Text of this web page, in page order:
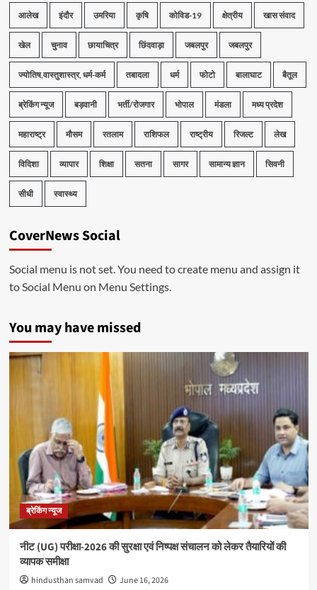
आलेख इंदौर उमरिया कृषि कोविड-19 क्षेत्रीय खास संवाद
खेल चुनाव छायाचित्र छिंदवाड़ा जबलपुर जबलपुर
ज्योतिष,वास्तुशास्त्र, धर्म-कर्म तबादला धर्म फोटो बालाघाट बैतूल
ब्रेकिंग न्यूज बड़वानी भर्ती/रोजगार भोपाल मंडला मध्य प्रदेश
महाराष्ट्र मौसम रतलाम राशिफल राष्ट्रीय रिजल्ट लेख
विदिशा व्यापार शिक्षा सतना सागर सामान्य ज्ञान सिवनी
सीधी स्वास्थ्य
CoverNews Social
Social menu is not set. You need to create menu and assign it
to Social Menu on Menu Settings.
You may have missed
ब्रेकिंग न्यूज
नीट (UG) परीक्षा-2026 की सुरक्षा एवं निष्पक्ष संचालन को लेकर तैयारियों की
व्यापक समीक्षा
hindusthan samvad June 16, 2026